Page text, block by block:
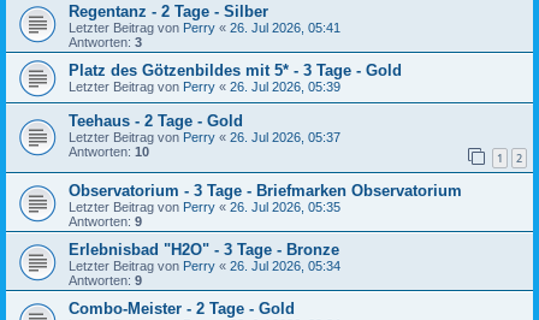
Regentanz - 2 Tage - Silber
Letzter Beitrag von Perry « 26. Jul 2026, 05:41
Antworten: 3
Platz des Götzenbildes mit 5* - 3 Tage - Gold
Letzter Beitrag von Perry « 26. Jul 2026, 05:39
Teehaus - 2 Tage - Gold
Letzter Beitrag von Perry « 26. Jul 2026, 05:37
Antworten: 10 1 2
Observatorium - 3 Tage - Briefmarken Observatorium
Letzter Beitrag von Perry « 26. Jul 2026, 05:35
Antworten: 9
Erlebnisbad "H2O" - 3 Tage - Bronze
Letzter Beitrag von Perry « 26. Jul 2026, 05:34
Antworten: 9
Combo-Meister - 2 Tage - Gold